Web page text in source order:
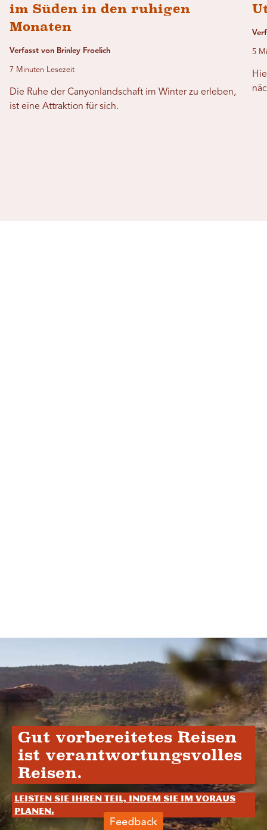
im Süden in den ruhigen
Monaten
Verfasst von Brinley Froelich
7 Minuten Lesezeit
Die Ruhe der Canyonlandschaft im Winter zu erleben,
ist eine Attraktion für sich.
5
Gut vorbereitetes Reisen
ist verantwortungsvolles
Reisen.
Leisten Sie Ihren Teil, indem Sie im Voraus
planen.